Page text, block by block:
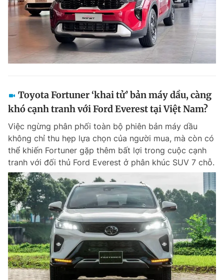
Hotline
0906 645 777
Liên hệ quảng cáo
0908 780 404
Quảng cáo RSS Tòa soạn Chính sách bảo
Tổng biên tập: Nguyễn Ngọc Toàn
Tổng thư ký tòa soạn: Đức Trung
Giấy phép xuất bản số 110/GP - BTTTT cấp ngày 24.3.2020
© 2003-2026 Bản quyền thuộc về Báo Thanh Niên. Cấm sao chép
dưới mọi hình thức nếu không có sự chấp thuận bằng văn bản.
Phát triển bởi ePi Technologies, JSC.
Toyota Fortuner ‘khai tử’ bản máy dầu, càng
khó cạnh tranh với Ford Everest tại Việt Nam?
Việc ngừng phân phối toàn bộ phiên bản máy dầu
không chỉ thu hẹp lựa chọn của người mua, mà còn có
thể khiến Fortuner gặp thêm bất lợi trong cuộc cạnh
tranh với đối thủ Ford Everest ở phân khúc SUV 7 chỗ.